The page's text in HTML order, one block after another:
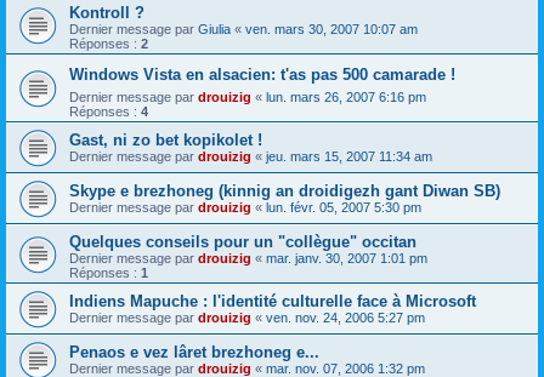
Kontroll ?
Dernier message par Giulia « ven. mars 30, 2007 10:07 am
Réponses : 2
Windows Vista en alsacien: t'as pas 500 camarade !
Dernier message par drouizig « lun. mars 26, 2007 6:16 pm
Réponses : 4
Gast, ni zo bet kopikolet !
Dernier message par drouizig « jeu. mars 15, 2007 11:34 am
Skype e brezhoneg (kinnig an droidigezh gant Diwan SB)
Dernier message par drouizig « lun. févr. 05, 2007 5:30 pm
Quelques conseils pour un "collègue" occitan
Dernier message par drouizig « mar. janv. 30, 2007 1:01 pm
Réponses : 1
Indiens Mapuche : l'identité culturelle face à Microsoft
Dernier message par drouizig « ven. nov. 24, 2006 5:27 pm
Penaos e vez lâret brezhoneg e...
Dernier message par drouizig « mar. nov. 07, 2006 1:32 pm